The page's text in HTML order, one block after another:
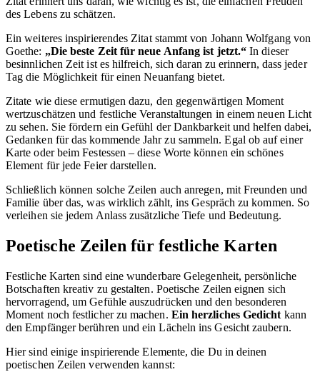
des Lebens zu schätzen.
Ein weiteres inspirierendes Zitat stammt von Johann Wolfgang von
Goethe: „Die beste Zeit für neue Anfang ist jetzt.“ In dieser
besinnlichen Zeit ist es hilfreich, sich daran zu erinnern, dass jeder
Tag die Möglichkeit für einen Neuanfang bietet.
Zitate wie diese ermutigen dazu, den gegenwärtigen Moment
wertzuschätzen und festliche Veranstaltungen in einem neuen Licht
zu sehen. Sie fördern ein Gefühl der Dankbarkeit und helfen dabei,
Gedanken für das kommende Jahr zu sammeln. Egal ob auf einer
Karte oder beim Festessen – diese Worte können ein schönes
Element für jede Feier darstellen.
Schließlich können solche Zeilen auch anregen, mit Freunden und
Familie über das, was wirklich zählt, ins Gespräch zu kommen. So
verleihen sie jedem Anlass zusätzliche Tiefe und Bedeutung.
Poetische Zeilen für festliche Karten
Festliche Karten sind eine wunderbare Gelegenheit, persönliche
Botschaften kreativ zu gestalten. Poetische Zeilen eignen sich
hervorragend, um Gefühle auszudrücken und den besonderen
Moment noch festlicher zu machen. Ein herzliches Gedicht kann
den Empfänger berühren und ein Lächeln ins Gesicht zaubern.
Hier sind einige inspirierende Elemente, die Du in deinen
poetischen Zeilen verwenden kannst: